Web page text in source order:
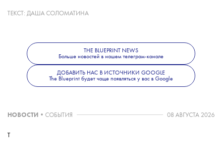
не исключают, что роль получит
неизвестный широкой публике актер.
Режиссером следующего фильма станет
Дени Вильнев.
ТЕКСТ: ДАША СОЛОМАТИНА
THE BLUEPRINT NEWS
Больше новостей в нашем телеграм-канале
ДОБАВИТЬ НАС В ИСТОЧНИКИ GOOGLE
The Blueprint будет чаще появляться у вас в Google
НОВОСТИ • СОБЫТИЯ 08 АВГУСТА 2026
T